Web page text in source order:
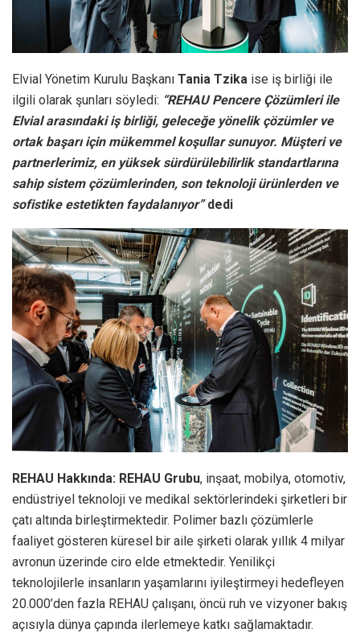
Elvial Yönetim Kurulu Başkanı Tania Tzika ise iş birliği ile
ilgili olarak şunları söyledi: “REHAU Pencere Çözümleri ile
Elvial arasındaki iş birliği, geleceğe yönelik çözümler ve
ortak başarı için mükemmel koşullar sunuyor. Müşteri ve
partnerlerimiz, en yüksek sürdürülebilirlik standartlarına
sahip sistem çözümlerinden, son teknoloji ürünlerden ve
sofistike estetikten faydalanıyor”dedi
REHAU Hakkında: REHAU Grubu, inşaat, mobilya, otomotiv,
endüstriyel teknoloji ve medikal sektörlerindeki şirketleri bir
çatı altında birleştirmektedir. Polimer bazlı çözümlerle
faaliyet gösteren küresel bir aile şirketi olarak yıllık 4 milyar
avronun üzerinde ciro elde etmektedir. Yenilikçi
teknolojilerle insanların yaşamlarını iyileştirmeyi hedefleyen
20.000’den fazla REHAU çalışanı, öncü ruh ve vizyoner bakış
açısıyla dünya çapında ilerlemeye katkı sağlamaktadır.